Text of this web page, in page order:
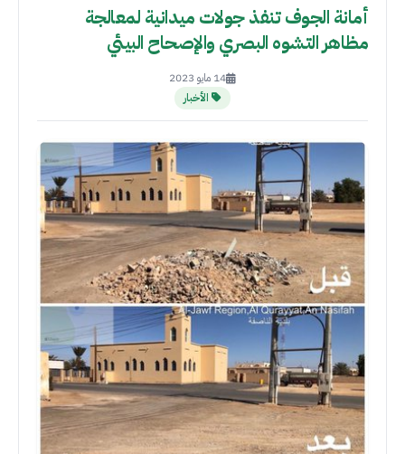
أمانة الجوف تنفذ جولات ميدانية لمعالجة
مظاهر التشوه البصري والإصحاح البيئي
14 مايو 2023
الأخبار